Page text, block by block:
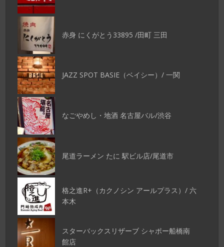
赤身 にくがとう33895 /田町 三田
JAZZ SPOT BASIE（ベイシー）/ 一関
なごやめし・地酒 名古屋バル/渋谷
尾道ラーメン たに 駅ビル店/尾道市
格之進R+（カクノシン アールプラス）/ 六
本木
スターバックスリザーブ シャポー船橋南
館店